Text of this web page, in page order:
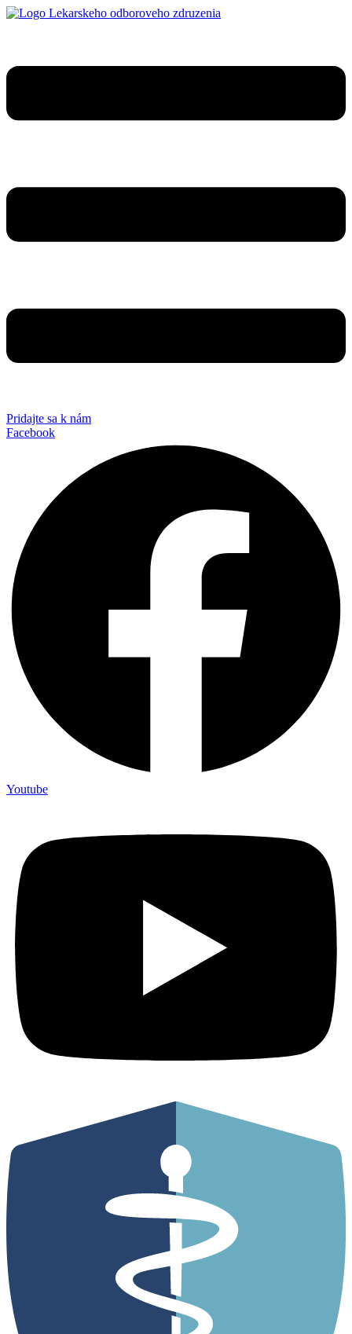
Pridajte sa k nám
Facebook
Youtube